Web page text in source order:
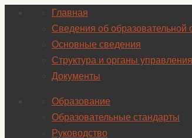
Главная
Сведения об образовательной
Основные сведения
Структура и органы
Документы
Образование
Образовательные стандарты
Руководство